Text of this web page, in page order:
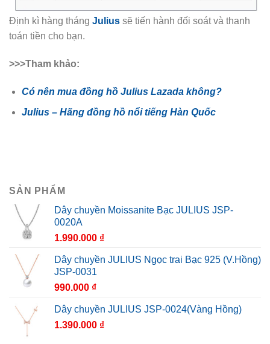
Định kì hàng tháng Julius sẽ tiến hành đối soát và thanh
toán tiền cho bạn.
>>>Tham khảo:
Có nên mua đồng hồ Julius Lazada không?
Julius – Hãng đồng hồ nổi tiếng Hàn Quốc
SẢN PHẨM
Dây chuyền Moissanite Bạc JULIUS JSP-
0020A
1.990.000 ₫
Dây chuyền JULIUS Ngọc trai Bạc 925 (V.Hồng)
JSP-0031
990.000 ₫
Dây chuyền JULIUS JSP-0024(Vàng Hồng)
1.390.000 ₫